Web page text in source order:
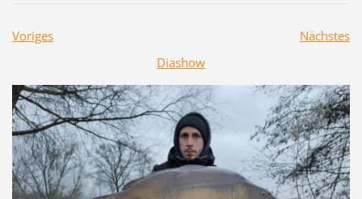
Voriges
Nächstes
Diashow